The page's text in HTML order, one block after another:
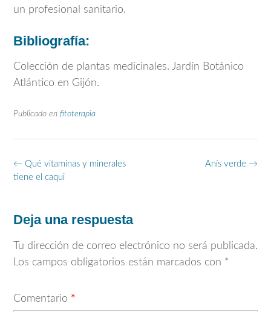
un profesional sanitario.
Bibliografía:
Colección de plantas medicinales. Jardín Botánico
Atlántico en Gijón.
Publicado en fitoterapia
Navegación
de
Anís verde →
← Qué vitaminas y minerales
tiene el caqui
Deja una respuesta
Tu dirección de correo electrónico no será publicada.
Los campos obligatorios están marcados con *
Comentario *